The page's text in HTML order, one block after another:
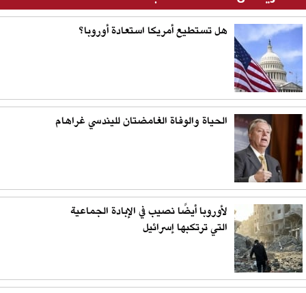
هل تستطيع أمريكا استعادة أوروبا؟
الحياة والوفاة الغامضتان لليندسي غراهام
لأوروبا أيضًا نصيب في الإبادة الجماعية
التي ترتكبها إسرائيل